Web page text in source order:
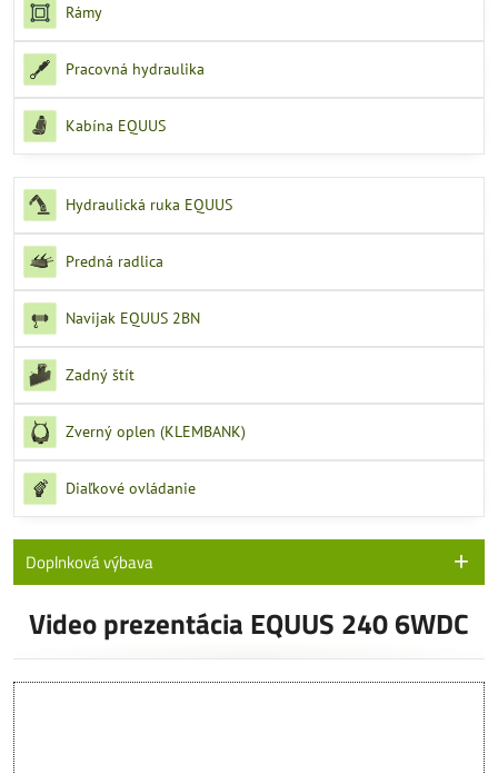
Rámy
Pracovná hydraulika
Kabína EQUUS
Hydraulická ruka EQUUS
Predná radlica
Navijak EQUUS 2BN
Zadný štít
Zverný oplen (KLEMBANK)
Diaľkové ovládanie
Doplnková výbava
Video prezentácia EQUUS 240 6WDC